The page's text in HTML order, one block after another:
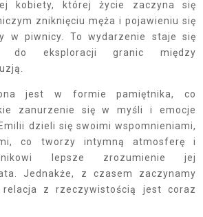
kobiety, której życie zaczyna się
zniknięciu męża i pojawieniu się
w piwnicy. To wydarzenie staje się
do eksploracji granic między
jest w formie pamiętnika, co
zanurzenie się w myśli i emocje
dzieli się swoimi wspomnieniami,
co tworzy intymną atmosferę i
lepsze zrozumienie jej
Jednakże, z czasem zaczynamy
z rzeczywistością jest coraz